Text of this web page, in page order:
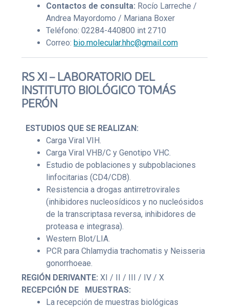
Contactos de consulta: Rocío Larreche /
Andrea Mayordomo / Mariana Boxer
Teléfono: 02284-440800 int 2710
Correo: bio.molecular.hhc@gmail.com
RS XI – LABORATORIO DEL
INSTITUTO BIOLÓGICO TOMÁS
PERÓN
ESTUDIOS QUE SE REALIZAN:
Carga Viral VIH.
Carga Viral VHB/C y Genotipo VHC.
Estudio de poblaciones y subpoblaciones
linfocitarias (CD4/CD8).
Resistencia a drogas antirretrovirales
(inhibidores nucleosídicos y no nucleósidos
de la transcriptasa reversa, inhibidores de
proteasa e integrasa).
Western Blot/LIA.
PCR para Chlamydia trachomatis y Neisseria
gonorrhoeae.
REGIÓN DERIVANTE: XI / II / III / IV / X
RECEPCIÓN DE MUESTRAS:
La recepción de muestras biológicas